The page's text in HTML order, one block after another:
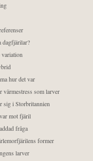
dagfjärilar?
hur det var
som larver
sig i Storbritannien
mot fjäril
fråga
former
larver